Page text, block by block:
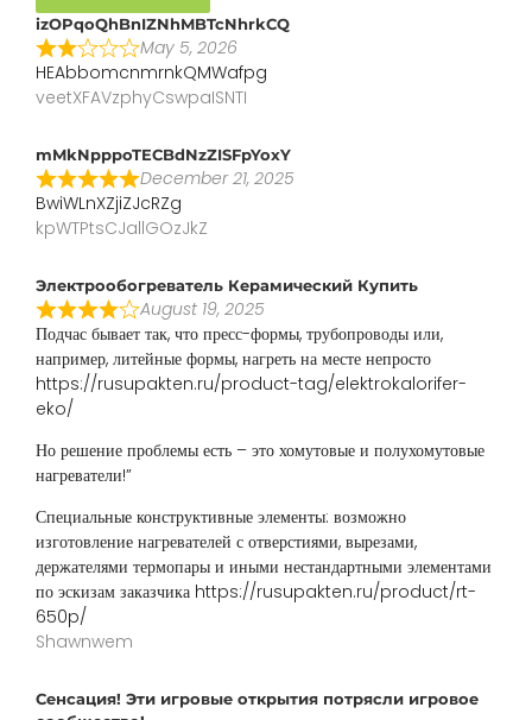
izOPqoQhBnIZNhMBTcNhrkCQ
May 5, 2026
HEAbbomcnmrnkQMWafpg
veetXFAVzphyCswpaISNTI
mMkNpppoTECBdNzZISFpYoxY
December 21, 2025
BwiWLnXZjiZJcRZg
kpWTPtsCJallGOzJkZ
Электрообогреватель Керамический Купить
August 19, 2025
Подчас бывает так, что пресс-формы, трубопроводы или,
например, литейные формы, нагреть на месте непросто
https://rusupakten.ru/product-tag/elektrokalorifer-
eko/
Но решение проблемы есть – это хомутовые и полухомутовые
нагреватели!”
Специальные конструктивные элементы: возможно
изготовление нагревателей с отверстиями, вырезами,
держателями термопары и иными нестандартными элементами
по эскизам заказчика https://rusupakten.ru/product/rt-
650p/
Shawnwem
Сенсация! Эти игровые открытия потрясли игровое